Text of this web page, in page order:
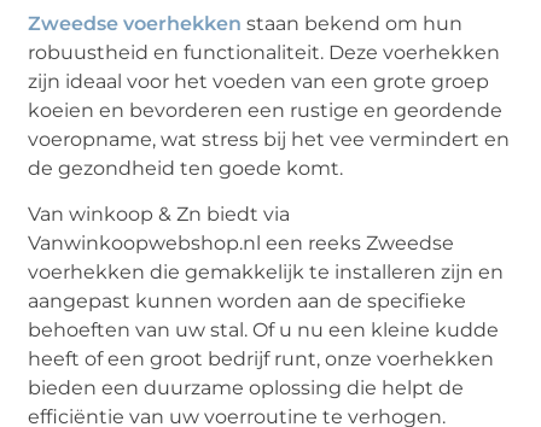
Zweedse voerhekken staan bekend om hun
robuustheid en functionaliteit. Deze voerhekken
zijn ideaal voor het voeden van een grote groep
koeien en bevorderen een rustige en geordende
voeropname, wat stress bij het vee vermindert en
de gezondheid ten goede komt.
Van winkoop & Zn biedt via
Vanwinkoopwebshop.nl een reeks Zweedse
voerhekken die gemakkelijk te installeren zijn en
aangepast kunnen worden aan de specifieke
behoeften van uw stal. Of u nu een kleine kudde
heeft of een groot bedrijf runt, onze voerhekken
bieden een duurzame oplossing die helpt de
efficiëntie van uw voerroutine te verhogen.